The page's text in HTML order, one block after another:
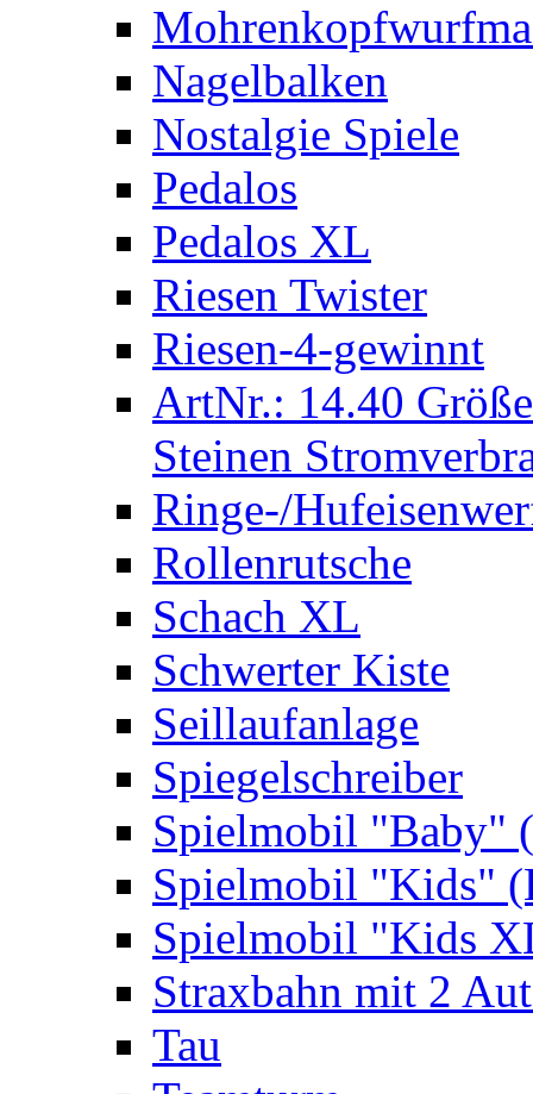
Nagelbalken
Nostalgie Spiele
Pedalos
Pedalos XL
Riesen Twister
Riesen-4-gewinnt
ArtNr.: 14.40
Steinen
Ringe-/
Rollenrutsche
Schach XL
Schwerter Kiste
Seillaufanlage
Spiegelschreiber
Spielmobil "Baby"
Spielmobil "Kids"
Spielmobil "Kids
Straxbahn mit 2
Tau